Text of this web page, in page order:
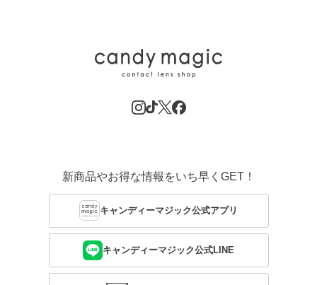
新商品やお得な情報をいち早くGET！
キャンディーマジック公式アプリ
キャンディーマジック公式LINE